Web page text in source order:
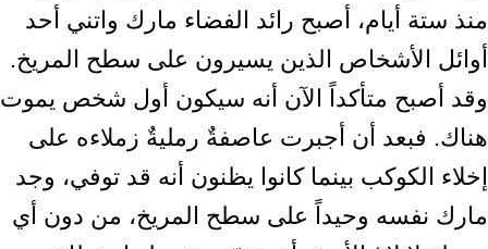
منذ ستة أيام، أصبح رائد الفضاء مارك واتني أحد
أوائل الأشخاص الذين يسيرون على سطح المريخ.
وقد أصبح متأكداً الآن أنه سيكون أول شخص يموت
هناك. فبعد أن أجبرت عاصفةٌ رمليةٌ زملاءه على
إخلاء الكوكب بينما كانوا يظنون أنه قد توفي، وجد
مارك نفسه وحيداً على سطح المريخ، من دون أي